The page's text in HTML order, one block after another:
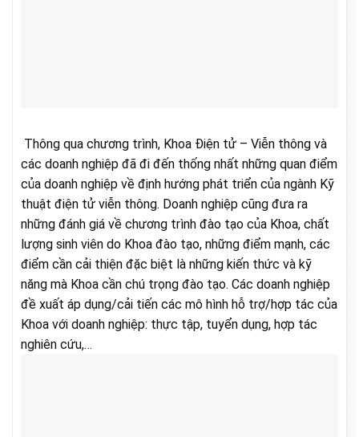
Thông qua chương trình, Khoa Điện tử – Viễn thông và
các doanh nghiệp đã đi đến thống nhất những quan điểm
của doanh nghiệp về định hướng phát triển của ngành Kỹ
thuật điện tử viễn thông. Doanh nghiệp cũng đưa ra
những đánh giá về chương trình đào tạo của Khoa, chất
lượng sinh viên do Khoa đào tạo, những điểm mạnh, các
điểm cần cải thiện đặc biệt là những kiến thức và kỹ
năng mà Khoa cần chú trọng đào tạo. Các doanh nghiệp
đề xuất áp dụng/cải tiến các mô hình hỗ trợ/hợp tác của
Khoa với doanh nghiệp: thực tập, tuyển dụng, hợp tác
nghiên cứu,…